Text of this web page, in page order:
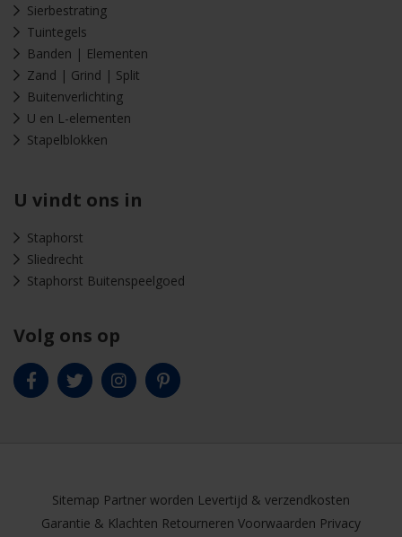
Sierbestrating
Tuintegels
Banden | Elementen
Zand | Grind | Split
Buitenverlichting
U en L-elementen
Stapelblokken
U vindt ons in
Staphorst
Sliedrecht
Staphorst Buitenspeelgoed
Volg ons op
Sitemap Partner worden Levertijd & verzendkosten
Garantie & Klachten Retourneren Voorwaarden Privacy